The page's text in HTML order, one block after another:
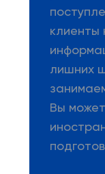
клиенты
лишних
Вы